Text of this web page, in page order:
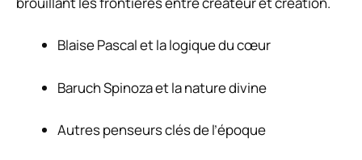
Blaise Pascal et la logique du cœur
Baruch Spinoza et la nature divine
Autres penseurs clés de l’époque